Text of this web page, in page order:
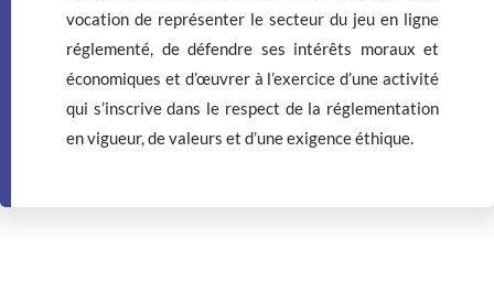
vocation de représenter le secteur du jeu en ligne
réglementé, de défendre ses intérêts moraux et
économiques et d’œuvrer à l’exercice d’une activité
qui s’inscrive dans le respect de la réglementation
en vigueur, de valeurs et d’une exigence éthique.